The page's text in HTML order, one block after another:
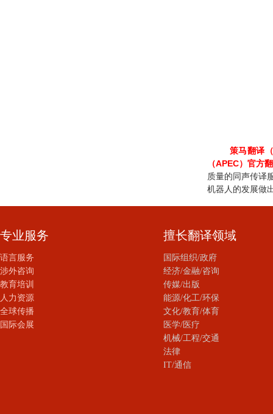
策马翻译
（APEC）官方
质量的同声传译
机器人的发展做
专业服务
语言服务
涉外咨询
教育培训
人力资源
全球传播
国际会展
擅长翻译领域
国际组织/政府
经济/金融/咨询
传媒/出版
能源/化工/环保
文化/教育/体育
医学/医疗
机械/工程/交通
法律
IT/通信